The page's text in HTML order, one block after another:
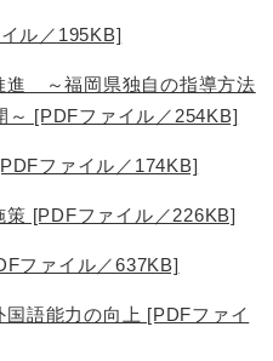
ル／195KB]
進 ～福岡県独自の指導方法
～ [PDFファイル／254KB]
ファイル／174KB]
[PDFファイル／226KB]
ファイル／637KB]
国語能力の向上 [PDFファイ